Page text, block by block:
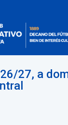
27, a